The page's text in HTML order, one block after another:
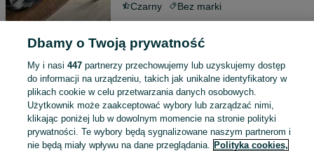
Czarny Bez marki
Kolektor postawy
44,90 zł z Pakietem Ochronnym
Smoląg
17 lipca 2026
Dbamy o Twoją prywatność
My i nasi 447partnerzy przechowujemy lub uzyskujemy dostęp
do informacji na urządzeniu, takich jak unikalne identyfikatory w
plikach cookie w celu przetwarzania danych osobowych.
Użytkownik może zaakceptować wybory lub zarządzać nimi,
klikając poniżej lub w dowolnym momencie na stronie polityki
prywatności. Te wybory będą sygnalizowane naszym partnerom i
nie będą miały wpływu na dane przeglądania. Polityka cookies,